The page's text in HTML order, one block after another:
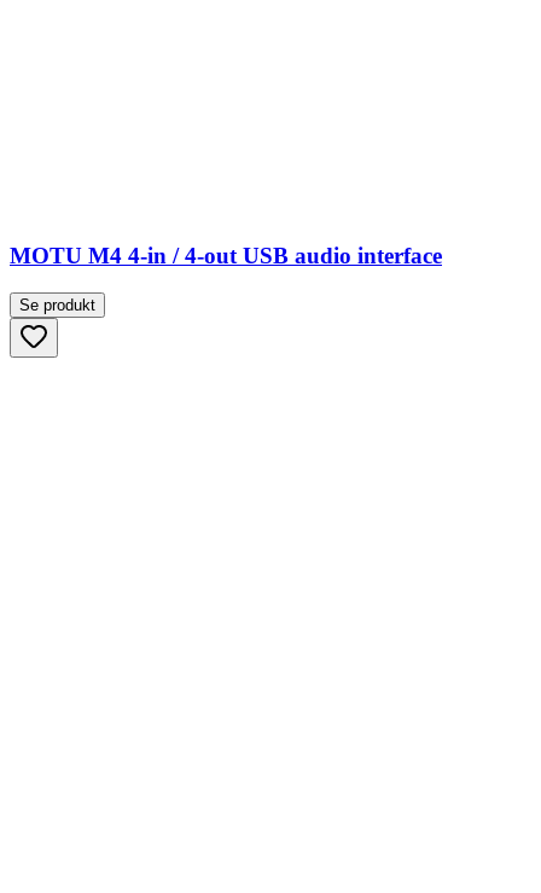
MOTU M4 4-in / 4-out USB audio interface
Se produkt